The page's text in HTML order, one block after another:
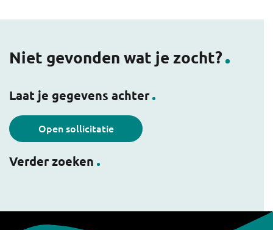
Niet gevonden wat je zocht?
Laat je gegevens achter
Open sollicitatie
Verder zoeken